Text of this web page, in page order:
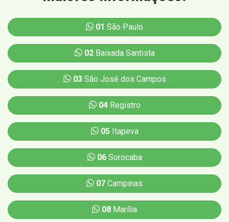
01 São Paulo
02Baixada Santista
03São José dos Campos
04Registro
05Itapeva
06Sorocaba
07 Campinas
08 Marília